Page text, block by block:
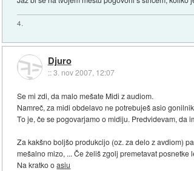
4.
Djuro
::3. nov 2007, 12:07
Se mi zdi, da malo mešate Midi z audiom.
Namreč, za midi obdelavo ne potrebuješ asio
To je, če se pogovarjamo o midiju. Predvidevam, da
Za kakšno boljšo produkcijo (oz. za delo z avdiom)
mešalno mizo, ... Če želiš zgolj premetavat
Na kratko oasiu